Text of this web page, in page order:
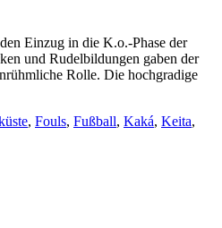
Einzug in die K.o.-Phase der
und Rudelbildungen gaben der
Rolle. Die hochgradige
, Fouls, Fußball, Kaká, Keita,